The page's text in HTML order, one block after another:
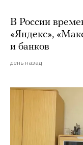
В России
«Яндекс»,
и банков
день назад